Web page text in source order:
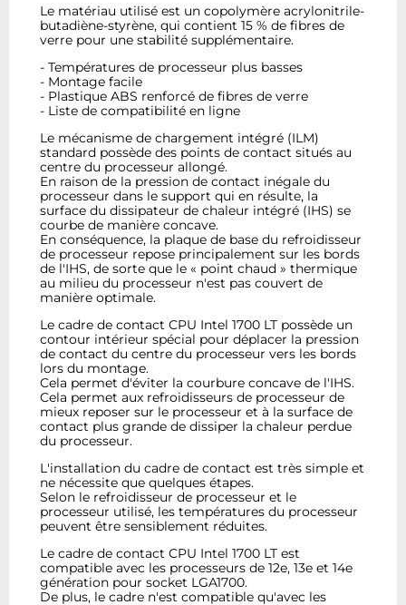
Le matériau utilisé est un copolymère acrylonitrile-
butadiène-styrène, qui contient 15 % de fibres de
verre pour une stabilité supplémentaire.
- Températures de processeur plus basses
- Montage facile
- Plastique ABS renforcé de fibres de verre
- Liste de compatibilité en ligne
Le mécanisme de chargement intégré (ILM)
standard possède des points de contact situés au
centre du processeur allongé.
En raison de la pression de contact inégale du
processeur dans le support qui en résulte, la
surface du dissipateur de chaleur intégré (IHS) se
courbe de manière concave.
En conséquence, la plaque de base du refroidisseur
de processeur repose principalement sur les bords
de l'IHS, de sorte que le « point chaud » thermique
au milieu du processeur n'est pas couvert de
manière optimale.
Le cadre de contact CPU Intel 1700 LT possède un
contour intérieur spécial pour déplacer la pression
de contact du centre du processeur vers les bords
lors du montage.
Cela permet d'éviter la courbure concave de l'IHS.
Cela permet aux refroidisseurs de processeur de
mieux reposer sur le processeur et à la surface de
contact plus grande de dissiper la chaleur perdue
du processeur.
L'installation du cadre de contact est très simple et
ne nécessite que quelques étapes.
Selon le refroidisseur de processeur et le
processeur utilisé, les températures du processeur
peuvent être sensiblement réduites.
Le cadre de contact CPU Intel 1700 LT est
compatible avec les processeurs de 12e, 13e et 14e
génération pour socket LGA1700.
De plus, le cadre n'est compatible qu'avec les